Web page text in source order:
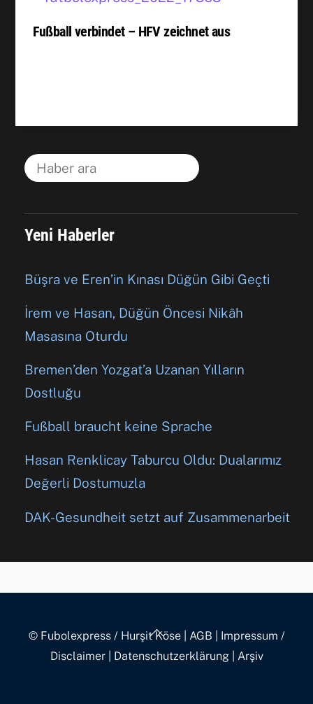
Fußball verbindet – HFV zeichnet aus
Yeni Haberler
Büşra ve Eren’in Kınası Düğün Gibi Geçti
İrem ve Hasan, Düğün Öncesi Nikâh
Masasına Oturdu
Bremen’den Yozgat’a Uzanan Yılların
Dostluğu
Fußball braucht keine Sprache
Hasan Renklicay Taburcu Oldu: Dualarımız
Değerli Dostumuzla
DAK-Gesundheit setzt auf Zusammenarbeit
Back
To
© Fubolexpress / Hurşit Köse| AGB
Impressum /
Disclaimer| Datenschutzerklärung| Arşiv